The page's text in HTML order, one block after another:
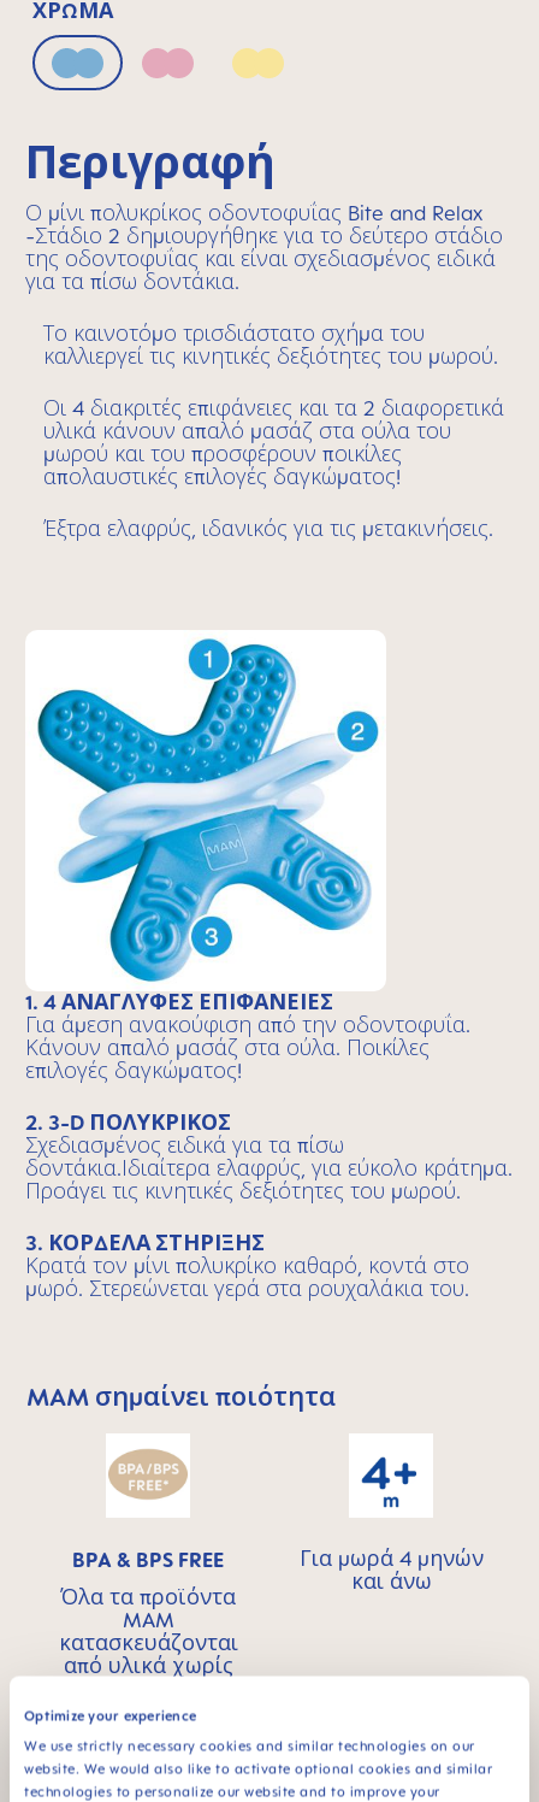
Optimize your experience
We use strictly necessary cookies and similar technologies on our
website. We would also like to activate optional cookies and similar
technologies to personalize our website and to improve your
ΧΡΏΜΑ
Blue Pink Yellow
Περιγραφή
Ο μίνι πολυκρίκος οδοντοφυΐας Bite and Relax
-Στάδιο 2 δημιουργήθηκε για το δεύτερο στάδιο
της οδοντοφυΐας και είναι σχεδιασμένος ειδικά
για τα πίσω δοντάκια.
Το καινοτόμο τρισδιάστατο σχήμα του
καλλιεργεί τις κινητικές δεξιότητες του μωρού.
Οι 4 διακριτές επιφάνειες και τα 2 διαφορετικά
υλικά κάνουν απαλό μασάζ στα ούλα του
μωρού και του προσφέρουν ποικίλες
απολαυστικές επιλογές δαγκώματος!
Έξτρα ελαφρύς, ιδανικός για τις μετακινήσεις.
1. 4 ΑΝΑΓΛΥΦΕΣ ΕΠΙΦΑΝΕΙΕΣ
Για άμεση ανακούφιση από την οδοντοφυΐα.
Κάνουν απαλό μασάζ στα ούλα. Ποικίλες
επιλογές δαγκώματος!
2. 3-D ΠΟΛΥΚΡΙΚΟΣ
Σχεδιασμένος ειδικά για τα πίσω
δοντάκια.Ιδιαίτερα ελαφρύς, για εύκολο κράτημα.
Προάγει τις κινητικές δεξιότητες του μωρού.
3. ΚΟΡΔΕΛΑ ΣΤΗΡΙΞΗΣ
Κρατά τον μίνι πολυκρίκο καθαρό, κοντά στο
μωρό. Στερεώνεται γερά στα ρουχαλάκια του.
Skip MAM Means Quality Icon Bar
MAM σημαίνει ποιότητα
BPA & BPS FREE
Όλα τα προϊόντα
MAM
κατασκευάζονται
από υλικά χωρίς
Για μωρά 4 μηνών
και άνω